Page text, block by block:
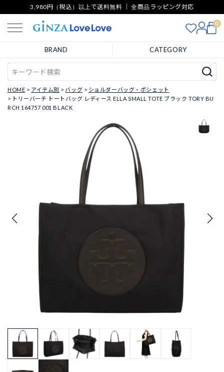
3,980円（税込）以上で送料無料 ｜ 全商品ラッピング対応
0
BRAND CATEGORY
HOME アイテム別 バッグ
ショルダーバッグ・ポシェット
トリーバーチ トートバッグ レディース ELLA SMALL TOTE ブラック TORY BU
RCH 164757 001 BLACK